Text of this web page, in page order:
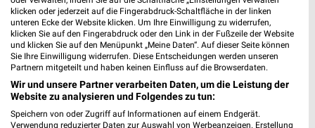
Jetzt alle "Angebote ab Donnerstag" Themen entdecken!
MEHR PROSPEKTE
klicken oder jederzeit auf die Fingerabdruck-Schaltfläche in der linken
unteren Ecke der Website klicken. Um Ihre Einwilligung zu widerrufen,
klicken Sie auf den Fingerabdruck oder den Link in der Fußzeile der Website
und klicken Sie auf den Menüpunkt „Meine Daten“. Auf dieser Seite können
Sie Ihre Einwilligung widerrufen. Diese Entscheidungen werden unseren
Partnern mitgeteilt und haben keinen Einfluss auf die Browserdaten.
Wir und unsere Partner verarbeiten Daten, um die Leistung der
Website zu analysieren und Folgendes zu tun:
Speichern von oder Zugriff auf Informationen auf einem Endgerät.
Verwendung reduzierter Daten zur Auswahl von Werbeanzeigen. Erstellung